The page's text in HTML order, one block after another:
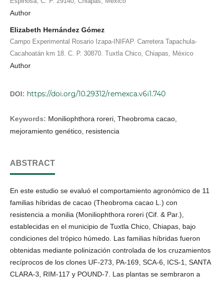
Author
Elizabeth Hernández Gómez
Campo Experimental Rosario Izapa-INIFAP. Carretera Tapachula-
Cacahoatán km 18. C. P. 30870. Tuxtla Chico, Chiapas, México
Author
DOI: https://doi.org/10.29312/remexca.v6i1.740
Keywords: Moniliophthora roreri, Theobroma cacao,
mejoramiento genético, resistencia
ABSTRACT
En este estudio se evaluó el comportamiento agronómico de 11
familias híbridas de cacao (Theobroma cacao L.) con
resistencia a monilia (Moniliophthora roreri (Cif. & Par.),
establecidas en el municipio de Tuxtla Chico, Chiapas, bajo
condiciones del trópico húmedo. Las familias híbridas fueron
obtenidas mediante polinización controlada de los cruzamientos
recíprocos de los clones UF-273, PA-169, SCA-6, ICS-1, SANTA
CLARA-3, RIM-117 y POUND-7. Las plantas se sembraron a